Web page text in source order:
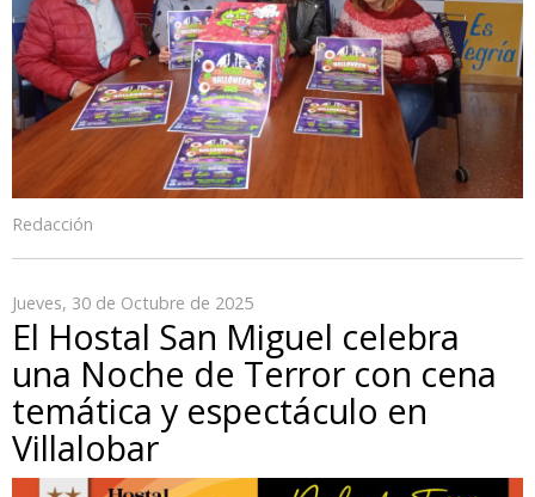
Redacción
Jueves, 30 de Octubre de 2025
El Hostal San Miguel celebra
una Noche de Terror con cena
temática y espectáculo en
Villalobar